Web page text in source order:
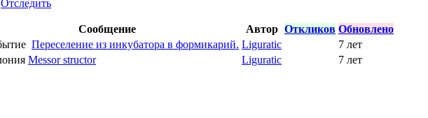
Отследить
Сообщение Автор Откликов Обновлено
Переселение из инкубатора в формикарий. Liguratic
7 лет
Messor structor
Liguratic 7 лет